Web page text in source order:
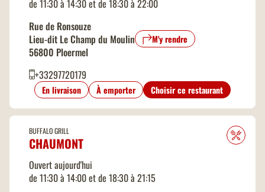
de 11:30 à 14:30 et de 18:30 à 22:00
Rue de Ronsouze
Lieu-dit Le Champ du Moulin
56800 Ploermel
M'y rendre
+33297720179
En livraison À emporter Choisir ce restaurant
BUFFALO GRILL
CHAUMONT
Ouvert aujourd'hui
de 11:30 à 14:00 et de 18:30 à 21:15